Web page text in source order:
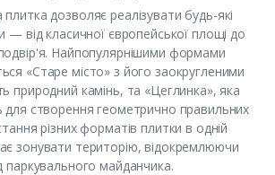
дозволяє реалізувати будь-які
— від класичної європейської площі до
Найпопулярнішими формами
«Старе місто» з його заокругленими
природний камінь, та «Цеглинка», яка
для створення геометрично правильних
різних форматів плитки в одній
зонувати територію, відокремлюючи
паркувального майданчика.